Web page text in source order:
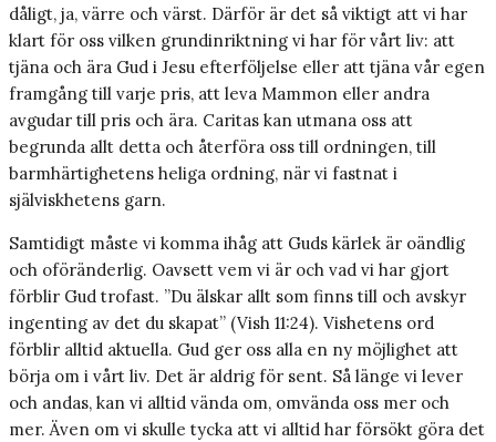
dåligt, ja, värre och värst. Därför är det så viktigt att vi har
klart för oss vilken grundinriktning vi har för vårt liv: att
tjäna och ära Gud i Jesu efterföljelse eller att tjäna vår egen
framgång till varje pris, att leva Mammon eller andra
avgudar till pris och ära. Caritas kan utmana oss att
begrunda allt detta och återföra oss till ordningen, till
barmhärtighetens heliga ordning, när vi fastnat i
själviskhetens garn.
Samtidigt måste vi komma ihåg att Guds kärlek är oändlig
och oföränderlig. Oavsett vem vi är och vad vi har gjort
förblir Gud trofast. ”Du älskar allt som finns till och avskyr
ingenting av det du skapat” (Vish 11:24). Vishetens ord
förblir alltid aktuella. Gud ger oss alla en ny möjlighet att
börja om i vårt liv. Det är aldrig för sent. Så länge vi lever
och andas, kan vi alltid vända om, omvända oss mer och
mer. Även om vi skulle tycka att vi alltid har försökt göra det